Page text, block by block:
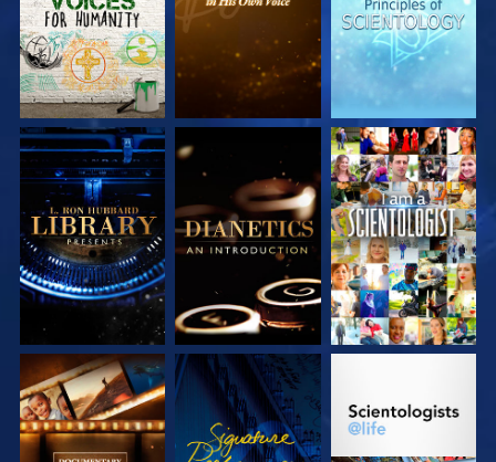
DÉCOUVRIR LES
SÉRIES
DÉCOUVRIR LES
SÉRIES
REGARDER
DÉCOUVRIR LES
SÉRIES
REGARDER
DÉCOUVRIR LES